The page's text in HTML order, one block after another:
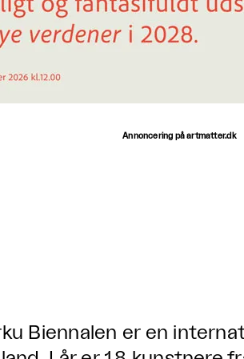
Annoncering på artmatter.dk
Biennalen er en